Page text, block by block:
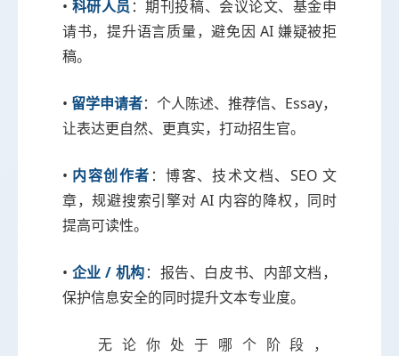
• 科研人员：期刊投稿、会议论文、基金申
请书，提升语言质量，避免因 AI 嫌疑被拒
稿。
• 留学申请者：个人陈述、推荐信、Essay，
让表达更自然、更真实，打动招生官。
• 内容创作者 ：博客、技术文档、SEO 文
章，规避搜索引擎对 AI 内容的降权，同时
提高可读性。
• 企业 / 机构：报告、白皮书、内部文档，
保护信息安全的同时提升文本专业度。
无论你处于哪个阶段，